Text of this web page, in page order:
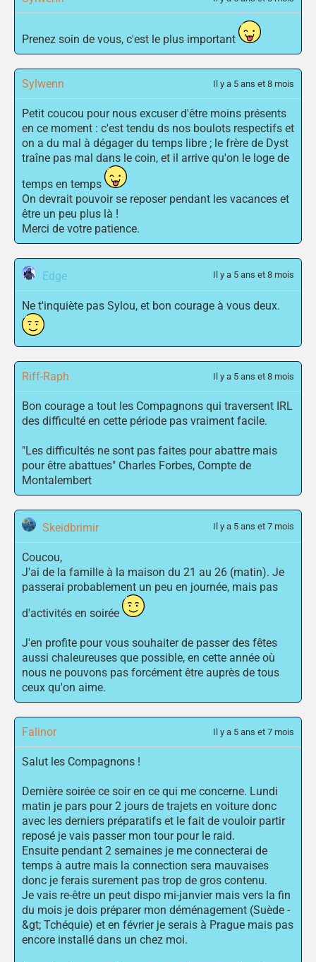
Prenez soin de vous, c'est le plus important
Sylwenn Il y a 5 ans et 8 mois
Petit coucou pour nous excuser d'être moins présents
en ce moment : c'est tendu ds nos boulots respectifs et
on a du mal à dégager du temps libre ; le frère de Dyst
traîne pas mal dans le coin, et il arrive qu'on le loge de
temps en temps
On devrait pouvoir se reposer pendant les vacances et
être un peu plus là !
Merci de votre patience.
Edge Il y a 5 ans et 8 mois
Ne t'inquiète pas Sylou, et bon courage à vous deux.
Riff-Raph Il y a 5 ans et 8 mois
Bon courage a tout les Compagnons qui traversent IRL
des difficulté en cette période pas vraiment facile.
"Les difficultés ne sont pas faites pour abattre mais
pour être abattues" Charles Forbes, Compte de
Montalembert
Skeidbrimir Il y a 5 ans et 7 mois
Coucou,
J'ai de la famille à la maison du 21 au 26 (matin). Je
passerai probablement un peu en journée, mais pas
d'activités en soirée
J'en profite pour vous souhaiter de passer des fêtes
aussi chaleureuses que possible, en cette année où
nous ne pouvons pas forcément être auprès de tous
ceux qu'on aime.
Falinor Il y a 5 ans et 7 mois
Salut les Compagnons !
Dernière soirée ce soir en ce qui me concerne. Lundi
matin je pars pour 2 jours de trajets en voiture donc
avec les derniers préparatifs et le fait de vouloir partir
reposé je vais passer mon tour pour le raid.
Ensuite pendant 2 semaines je me connecterai de
temps à autre mais la connection sera mauvaises
donc je ferais surement pas trop de gros contenu.
Je vais re-être un peut dispo mi-janvier mais vers la fin
du mois je dois préparer mon déménagement (Suède -
&gt; Tchéquie) et en février je serais à Prague mais pas
encore installé dans un chez moi.